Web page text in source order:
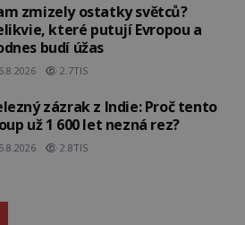
zmizely ostatky světců?
které putují Evropou a
budí úžas
6.8.2026 2.7TIS
zázrak z Indie: Proč tento
už 1 600 let nezná rez?
5.8.2026 2.8TIS